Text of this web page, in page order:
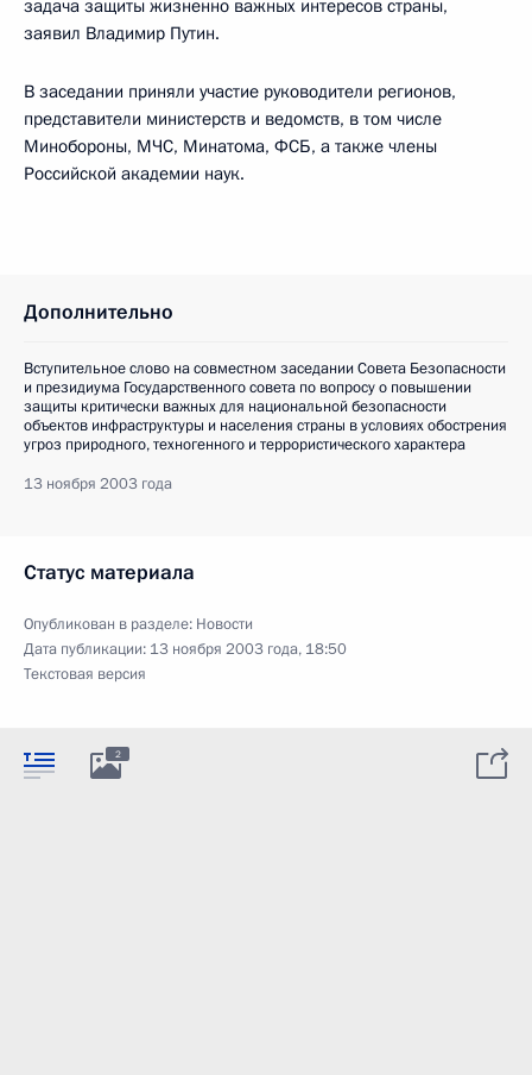
задача защиты жизненно важных интересов страны,
заявил Владимир Путин.
В заседании приняли участие руководители регионов,
представители министерств и ведомств, в том числе
Минобороны, МЧС, Минатома, ФСБ, а также члены
Российской академии наук.
Дополнительно
Вступительное слово на совместном заседании Совета Безопасности
и президиума Государственного совета по вопросу о повышении
защиты критически важных для национальной безопасности
объектов инфраструктуры и населения страны в условиях обострения
угроз природного, техногенного и террористического характера
13 ноября 2003 года
Статус материала
Опубликован в разделе: Новости
Дата публикации: 13 ноября 2003 года, 18:50
Текстовая версия
2